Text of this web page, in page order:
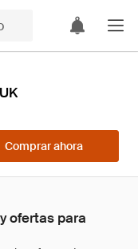
Comprar ahora
ofertas para